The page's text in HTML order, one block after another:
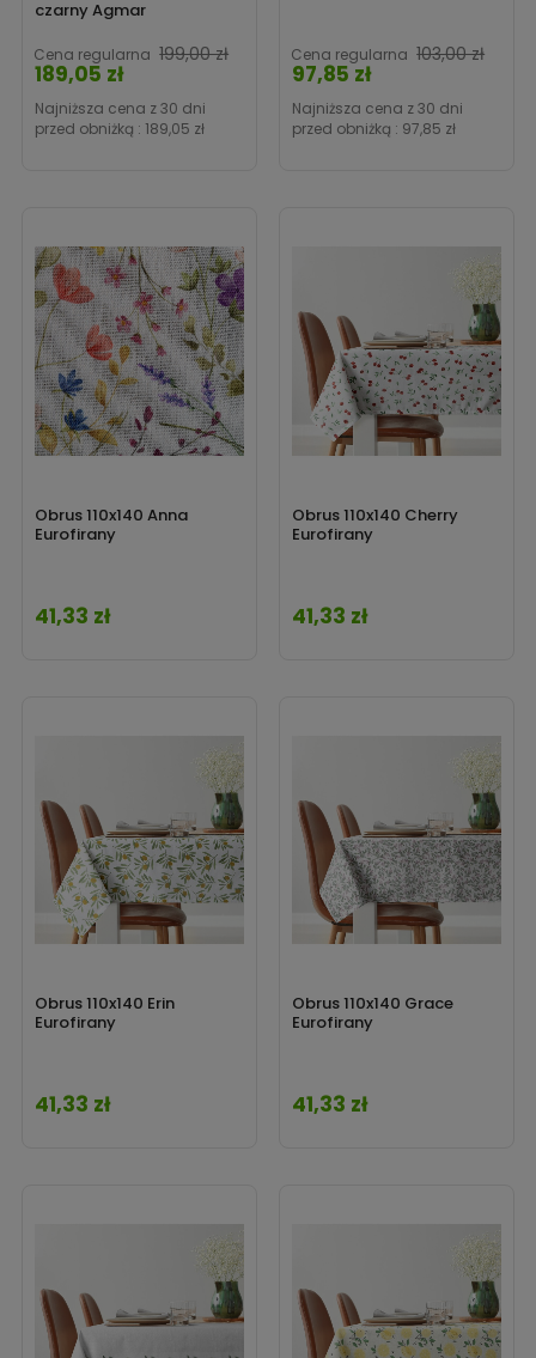
czarny Agmar
Cena regularna 199,00 zł
Cena
189,05 zł
Najniższa cena z 30 dni
przed obniżką : 189,05 zł
Cena regularna 103,00 zł
Cena
97,85 zł
Najniższa cena z 30 dni
przed obniżką : 97,85 zł
Obrus 110x140 Anna
Eurofirany
Cena
41,33 zł
Obrus 110x140 Cherry
Eurofirany
Cena
41,33 zł
Obrus 110x140 Erin
Eurofirany
Cena
41,33 zł
Obrus 110x140 Grace
Eurofirany
Cena
41,33 zł